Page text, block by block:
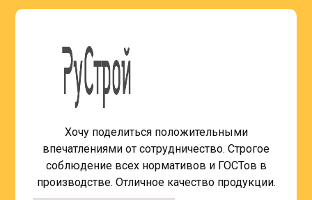
Хочу поделиться положительными
впечатлениями от сотрудничество. Строгое
соблюдение всех нормативов и ГОСТов в
производстве. Отличное качество продукции.